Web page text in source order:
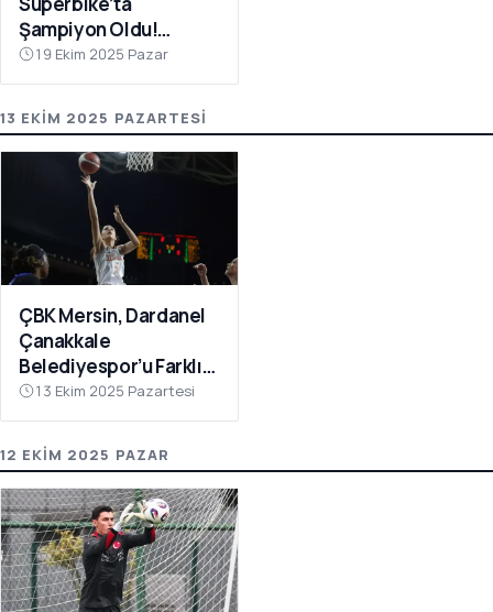
Şampiyon Oldu!
Rakibinin Skandal
Hamlesi Tepki Çekti
19 Ekim 2025 Pazar
13 EKIM 2025 PAZARTESI
ÇBK Mersin, Dardanel
Çanakkale
Belediyespor’u Farklı
Geçti: 112-78
13 Ekim 2025 Pazartesi
12 EKIM 2025 PAZAR